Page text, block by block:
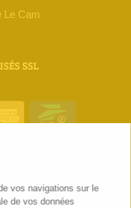
Le Cam
SSL